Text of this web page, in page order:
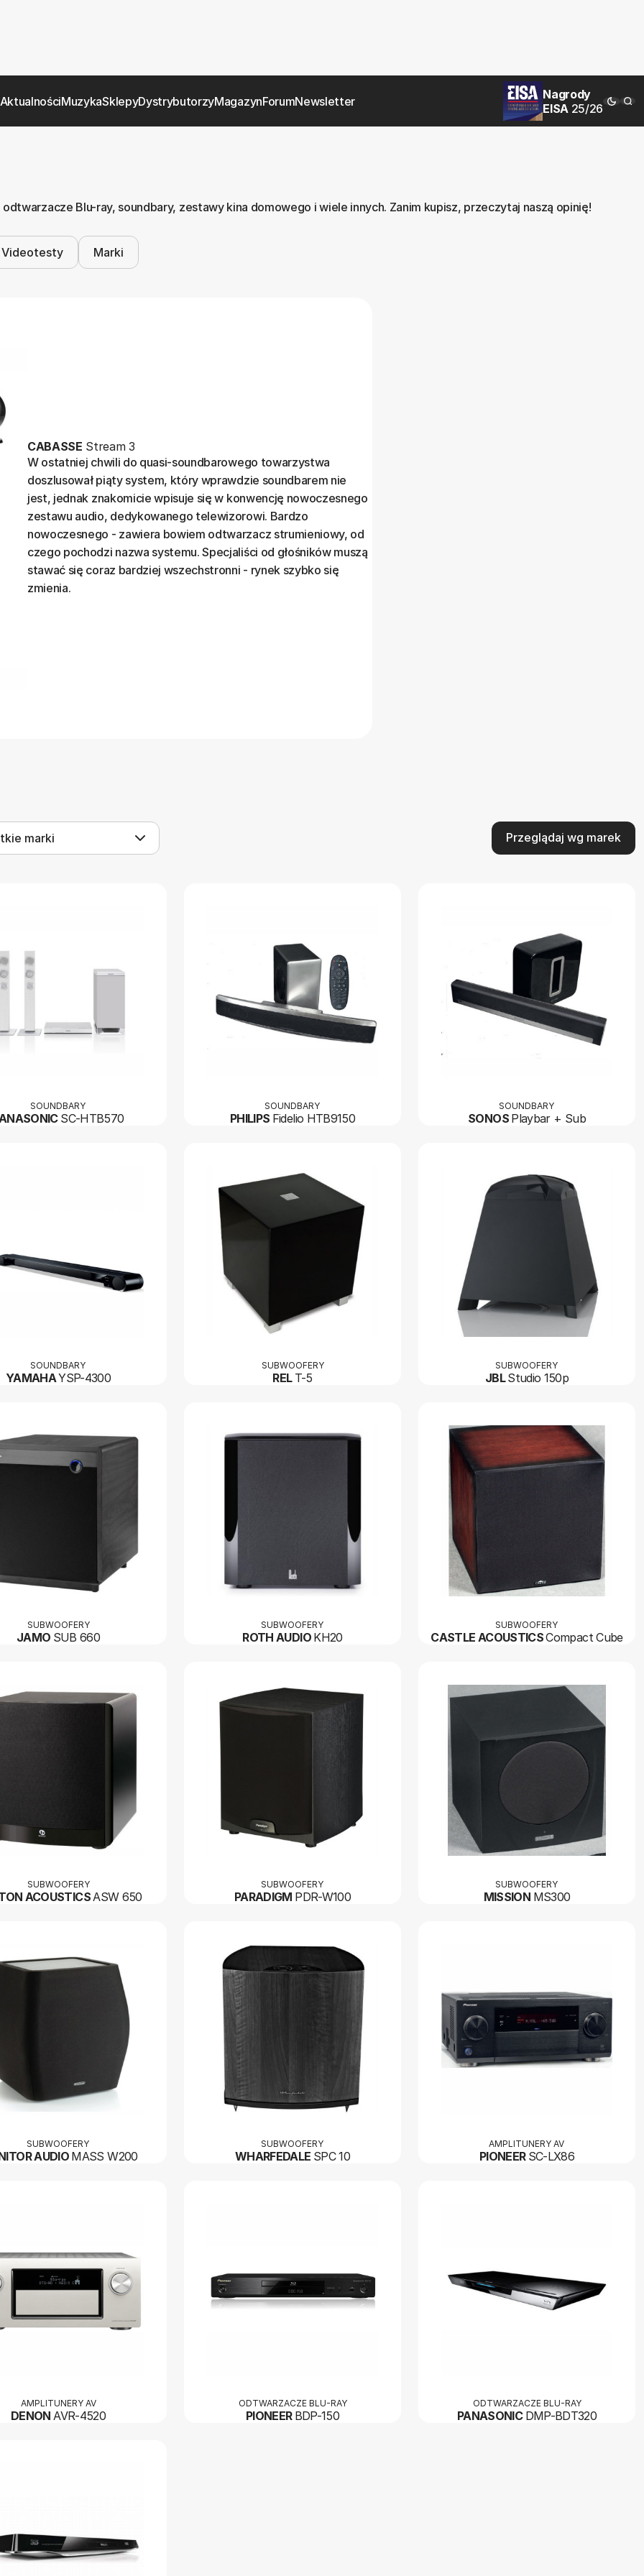
AktualnościMuzykaSklepyDystrybutorzyMagazynForumNewsletter
Nagrody
EISA 25/26
Blu-ray, soundbary, zestawy kina domowego i wiele innych. Zanim kupisz, przeczytaj naszą opinię!
Videotesty Marki
CABASSE Stream 3
W ostatniej chwili do quasi-soundbarowego towarzystwa
doszlusował piąty system, który wprawdzie soundbarem nie
jest, jednak znakomicie wpisuje się w konwencję nowoczesnego
zestawu audio, dedykowanego telewizorowi. Bardzo
nowoczesnego - zawiera bowiem odtwarzacz strumieniowy, od
czego pochodzi nazwa systemu. Specjaliści od głośników muszą
stawać się coraz bardziej wszechstronni - rynek szybko się
zmienia.
Przeglądaj wg marek
SOUNDBARY
SC-HTB570
SOUNDBARY
PHILIPS Fidelio HTB9150
SOUNDBARY
SONOS Playbar + Sub
SOUNDBARY
YAMAHAYSP-4300
SUBWOOFERY
REL T-5
SUBWOOFERY
JBLStudio 150p
SUBWOOFERY
JAMO SUB 660
SUBWOOFERY
ROTH AUDIO KH20
SUBWOOFERY
CASTLE ACOUSTICSCompact Cube
SUBWOOFERY
ACOUSTICS ASW 650
SUBWOOFERY
PARADIGM PDR-W100
SUBWOOFERY
MISSION MS300
SUBWOOFERY
AUDIO MASS W200
SUBWOOFERY
WHARFEDALE SPC 10
AMPLITUNERY AV
PIONEER SC-LX86
AMPLITUNERY AV
DENON AVR-4520
ODTWARZACZE BLU-RAY
PIONEER BDP-150
ODTWARZACZE BLU-RAY
PANASONIC DMP-BDT320